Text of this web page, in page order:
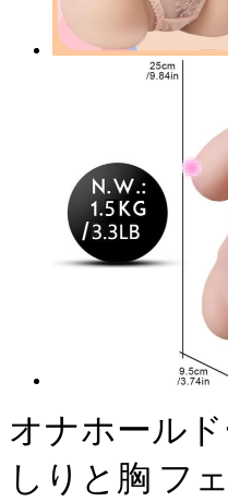
オナホール
しりと胸 フ